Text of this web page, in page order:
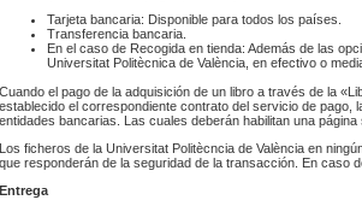
Tarjeta bancaria: Disponible para todos los países.
Transferencia bancaria.
En el caso de Recogida en tienda: Además de las
Universitat Politècnica de València, en efectivo o
Cuando el pago de la adquisición de un libro a través de la
establecido el correspondiente contrato del servicio de pago,
entidades bancarias. Las cuales deberán habilitan una página
Los ficheros de la Universitat Politècncia de València en
que responderán de la seguridad de la transacción. En caso
Entrega